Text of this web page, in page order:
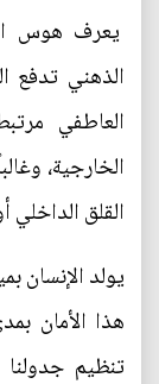
يعرف هوس
الذهني تدفع
العاطفي
الخارجية،
القلق
يولد الإنسان
هذا الأمان
تنظيم